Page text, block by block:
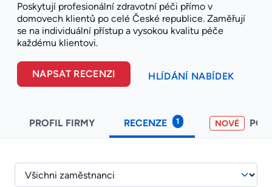
Poskytují profesionální zdravotní péči přímo v
domovech klientů po celé České republice. Zaměřují
se na individuální přístup a vysokou kvalitu péče
každému klientovi.
NAPSAT RECENZI HLÍDÁNÍ NABÍDEK
PROFIL FIRMY RECENZE 1 NOVÉ